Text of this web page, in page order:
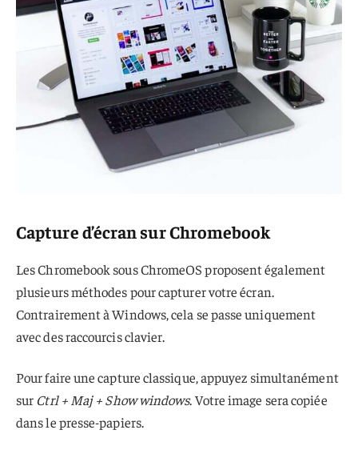
Capture d’écran sur Chromebook
Les Chromebook sous ChromeOS proposent également
plusieurs méthodes pour capturer votre écran.
Contrairement à Windows, cela se passe uniquement
avec des raccourcis clavier.
Pour faire une capture classique, appuyez simultanément
surCtrl + Maj + Show windows. Votre image sera copiée
dans le presse-papiers.